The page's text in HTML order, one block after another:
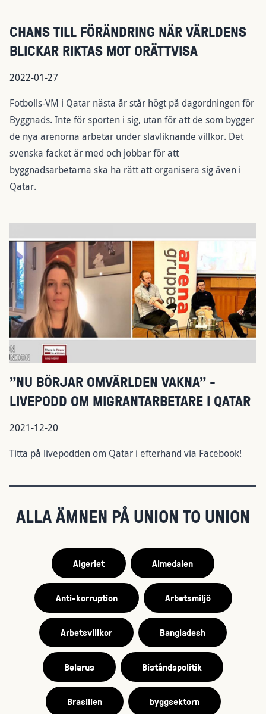
CHANS TILL FÖRÄNDRING NÄR VÄRLDENS
BLICKAR RIKTAS MOT ORÄTTVISA
2022-01-27
Fotbolls-VM i Qatar nästa år står högt på dagordningen för
Byggnads. Inte för sporten i sig, utan för att de som bygger
de nya arenorna arbetar under slavliknande villkor. Det
svenska facket är med och jobbar för att
byggnadsarbetarna ska ha rätt att organisera sig även i
Qatar.
"NU BÖRJAR OMVÄRLDEN VAKNA" -
LIVEPODD OM MIGRANTARBETARE I QATAR
2021-12-20
Titta på livepodden om Qatar i efterhand via Facebook!
ALLA ÄMNEN PÅ UNION TO UNION
Algeriet Almedalen
Anti-korruption Arbetsmiljö
Arbetsvillkor Bangladesh
Belarus Biståndspolitik
Brasilien byggsektorn